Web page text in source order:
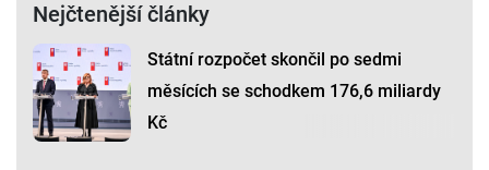
Nejčtenější články
Státní rozpočet skončil po sedmi
měsících se schodkem 176,6 miliardy
Kč